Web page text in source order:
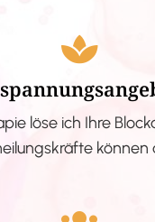
löse ich Ihre